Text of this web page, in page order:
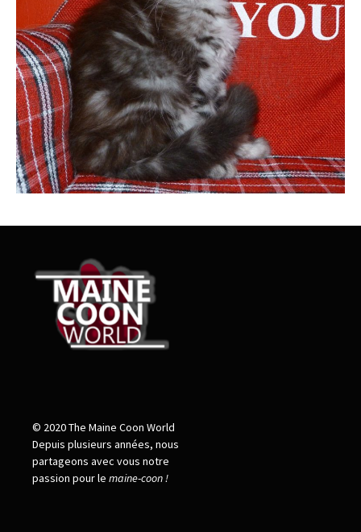
© 2020 The Maine Coon World
Depuis plusieurs années, nous
partageons avec vous notre
passion pour le maine-coon !